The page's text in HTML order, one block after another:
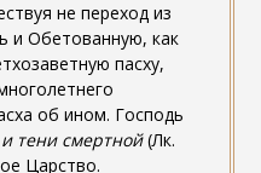
не переход из
и Обетованную, как
пасху,
об ином. Господь
тени смертной(Лк.
Царство.